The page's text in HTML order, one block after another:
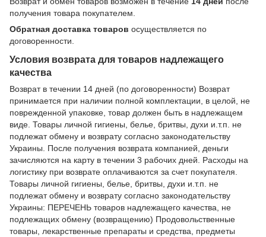
получения товара покупателем.
Обратная доставка товаров осуществляется по
договоренности.
Условия возврата для товаров надлежащего
качества
Возврат в течении 14 дней (по договоренности) Возврат
принимается при наличии полной комплектации, в целой, не
поврежденной упаковке, товар должен быть в надлежащем
виде. Товары личной гигиены, белье, бритвы, духи и.т.п. не
подлежат обмену и возврату согласно законодательству
Украины. После получения возврата компанией, деньги
зачисляются на карту в течении 3 рабочих дней. Расходы на
логистику при возврате оплачиваются за счет покупателя.
Товары личной гигиены, белье, бритвы, духи и.т.п. не
подлежат обмену и возврату согласно законодательству
Украины: ПЕРЕЧЕНЬ товаров надлежащего качества, не
подлежащих обмену (возвращению) Продовольственные
товары, лекарственные препараты и средства, предметы